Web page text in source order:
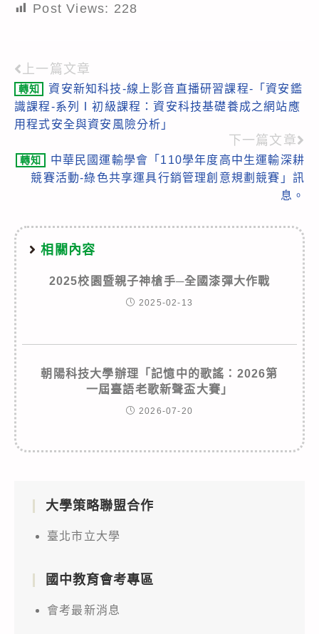
Post Views: 228
Read
more
articles
上一篇文章
轉知
資安新知科技-線上影音直播研習課程-「資安鑑
識課程-系列Ⅰ初級課程：資安科技基礎養成之網站應
用程式安全與資安風險分析」
下一篇文章
轉知
中華民國運輸學會「110學年度高中生運輸深耕
競賽活動-綠色共享運具行銷管理創意規劃競賽」訊
息。
相關內容
2025校園暨親子神槍手─全國漆彈大作戰
2025-02-13
朝陽科技大學辦理「記憶中的歌謠：2026第
一屆臺語老歌新聲盃大賽」
2026-07-20
大學策略聯盟合作
臺北市立大學
國中教育會考專區
會考最新消息